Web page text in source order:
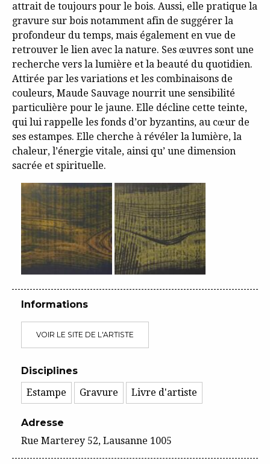
attrait de toujours pour le bois. Aussi, elle pratique la
gravure sur bois notamment afin de suggérer la
profondeur du temps, mais également en vue de
retrouver le lien avec la nature. Ses œuvres sont une
recherche vers la lumière et la beauté du quotidien.
Attirée par les variations et les combinaisons de
couleurs, Maude Sauvage nourrit une sensibilité
particulière pour le jaune. Elle décline cette teinte,
qui lui rappelle les fonds d’or byzantins, au cœur de
ses estampes. Elle cherche à révéler la lumière, la
chaleur, l’énergie vitale, ainsi qu’ une dimension
sacrée et spirituelle.
Informations
VOIR LE SITE DE L'ARTISTE
Disciplines
Estampe
Gravure Livre d'artiste
Adresse
Rue Marterey 52, Lausanne 1005